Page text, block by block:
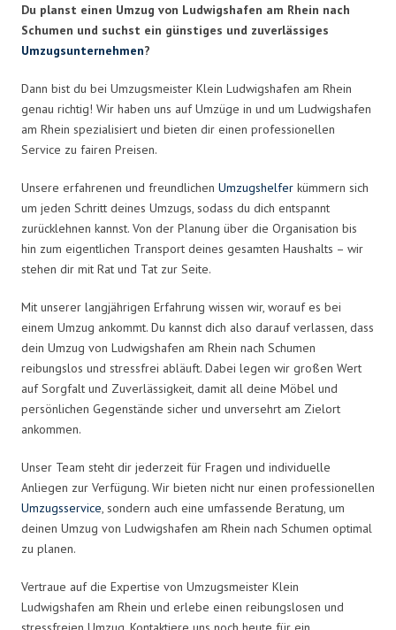
Du planst einen Umzug von Ludwigshafen am Rhein nach
Schumen und suchst ein günstiges und zuverlässiges
Umzugsunternehmen?
Dann bist du bei Umzugsmeister Klein Ludwigshafen am Rhein
genau richtig! Wir haben uns auf Umzüge in und um Ludwigshafen
am Rhein spezialisiert und bieten dir einen professionellen
Service zu fairen Preisen.
Unsere erfahrenen und freundlichen Umzugshelfer kümmern sich
um jeden Schritt deines Umzugs, sodass du dich entspannt
zurücklehnen kannst. Von der Planung über die Organisation bis
hin zum eigentlichen Transport deines gesamten Haushalts – wir
stehen dir mit Rat und Tat zur Seite.
Mit unserer langjährigen Erfahrung wissen wir, worauf es bei
einem Umzug ankommt. Du kannst dich also darauf verlassen, dass
dein Umzug von Ludwigshafen am Rhein nach Schumen
reibungslos und stressfrei abläuft. Dabei legen wir großen Wert
auf Sorgfalt und Zuverlässigkeit, damit all deine Möbel und
persönlichen Gegenstände sicher und unversehrt am Zielort
ankommen.
Unser Team steht dir jederzeit für Fragen und individuelle
Anliegen zur Verfügung. Wir bieten nicht nur einen professionellen
Umzugsservice, sondern auch eine umfassende Beratung, um
deinen Umzug von Ludwigshafen am Rhein nach Schumen optimal
zu planen.
Vertraue auf die Expertise von Umzugsmeister Klein
Ludwigshafen am Rhein und erlebe einen reibungslosen und